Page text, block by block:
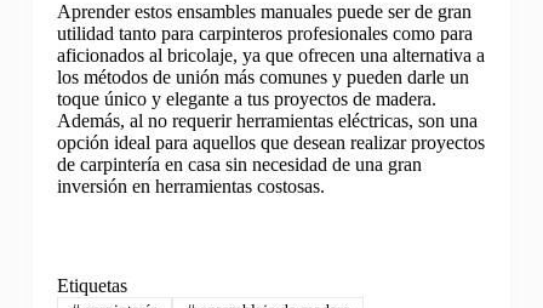
Aprender estos ensambles manuales puede ser de gran
utilidad tanto para carpinteros profesionales como para
aficionados al bricolaje, ya que ofrecen una alternativa a
los métodos de unión más comunes y pueden darle un
toque único y elegante a tus proyectos de madera.
Además, al no requerir herramientas eléctricas, son una
opción ideal para aquellos que desean realizar proyectos
de carpintería en casa sin necesidad de una gran
inversión en herramientas costosas.
Etiquetas